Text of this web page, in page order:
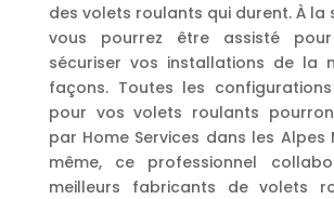
des volets roulants qui durent. À la
vous pourrez être assisté
sécuriser vos installations de la
façons. Toutes les
pour vos volets roulants
par Home Services dans les Alpes
même, ce professionnel
meilleurs fabricants de volets